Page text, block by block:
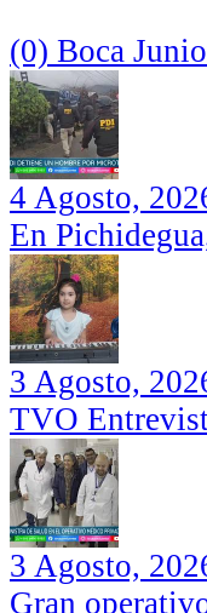
(0) Boca
4 Agosto,
En
3 Agosto,
TVO
3 Agosto,
Gran